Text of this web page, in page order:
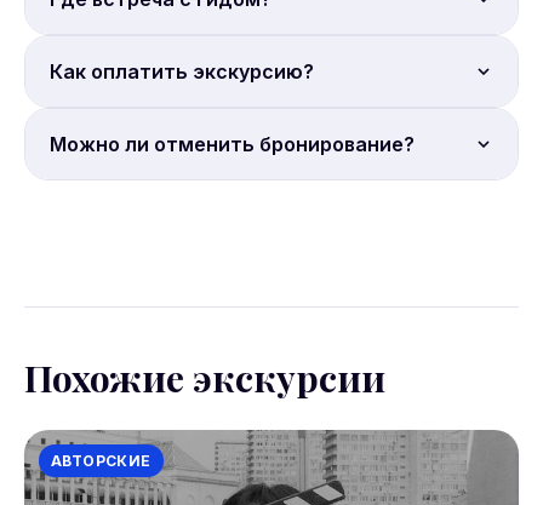
Место встречи: Варшавское шоссе, 143А.
Как оплатить экскурсию?
Полная онлайн-оплата. Бронирование на сайте
Можно ли отменить бронирование?
Похожие экскурсии
АВТОРСКИЕ